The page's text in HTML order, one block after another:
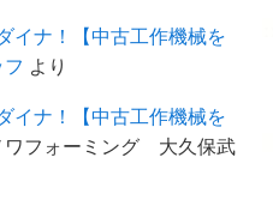
イナ！【中古工作機械を
より
イナ！【中古工作機械を
ワフォーミング 大久保武